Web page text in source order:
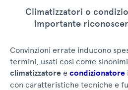
Climatizzatori o
importante
Convinzioni errate inducono
termini, usati così come
climatizzatore e condizionatore
con caratteristiche tecniche e